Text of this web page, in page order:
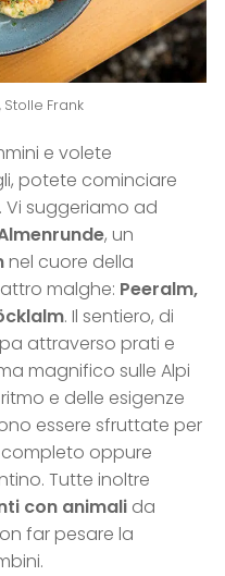
Frank
e volete
potete cominciare
. Vi suggeriamo ad
, un
nel cuore della
malghe: Peeralm,
. Il sentiero, di
attraverso prati e
magnifico sulle Alpi
e delle esigenze
essere sfruttate per
oppure
Tutte inoltre
con animali da
far pesare la